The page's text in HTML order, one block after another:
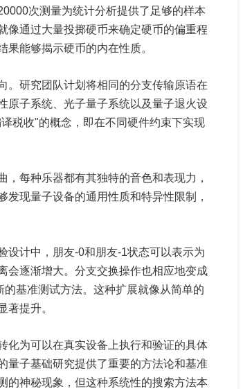
次测量为统计分析提供了足够的样本
像通过大量投掷硬币来确定硬币的偏重程
能够揭示硬币的内在性质。
。研究团队计划将相同的分支传输原语在
原子系统、光子量子系统以及量子退火设
税收"的概念，即在不同硬件约束下实现
每种乐器都有其独特的音色和表现力，
现量子设备的通用性质和特异性限制，
设计中，朋友-0和朋友-1状态可以表示为
会逐渐增大。分支交换操作也相应地变成
基准测试方法。这种扩展就像从简单的
著提升。
化为可以在真实设备上执行和验证的具体
量子基础研究提供了重要的方法论和基准
的神秘现象，但这种系统性的搜索方法本